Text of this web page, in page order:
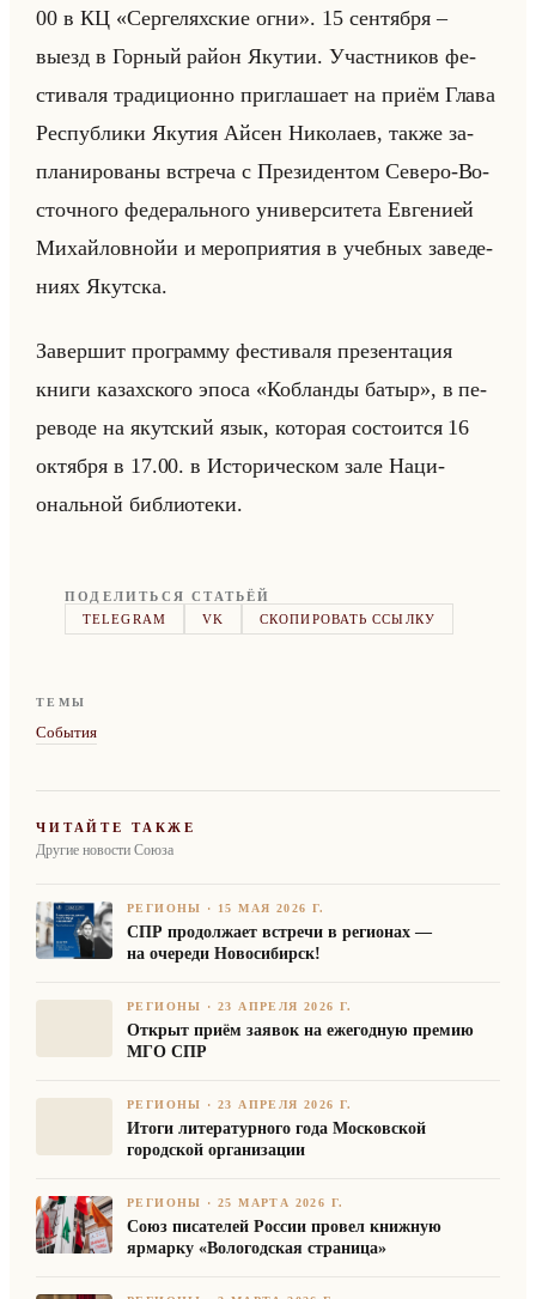
00 в КЦ «Сергеляхские огни». 15 сен­тяб­ря –
выезд в Гор­ный район Яку­тии. Участ­ни­ков фе­
сти­ва­ля тра­ди­ци­он­но при­гла­ша­ет на приём Глава
Рес­пуб­ли­ки Яку­тия Айсен Ни­ко­ла­ев, также за­
пла­ни­ро­ва­ны встре­ча с Пре­зи­ден­том Се­ве­ро-Во­
сточ­но­го фе­де­рально­го уни­вер­си­те­та Ев­ге­ни­ей
Ми­хайлов­нойи и ме­ро­при­ятия в учеб­ных за­ве­де­
ни­ях Якут­ска.
За­вер­шит про­грам­му фе­сти­ва­ля пре­зен­та­ция
книги ка­зах­ско­го эпоса «Кобланды батыр», в пе­
ре­во­де на якут­ский язык, ко­то­рая со­сто­ит­ся 16
ок­тяб­ря в 17.00. в Ис­то­ри­че­ском зале На­ци­
ональной биб­лио­те­ки.
ПОДЕЛИТЬСЯ СТАТЬЁЙ
TELEGRAM
VK СКОПИРОВАТЬ ССЫЛКУ
ТЕМЫ
События
ЧИТАЙТЕ ТАКЖЕ
Другие новости Союза
РЕГИОНЫ · 15 МАЯ 2026 Г.
СПР продолжает встречи в регионах —
на очереди Новосибирск!
РЕГИОНЫ ·23 АПРЕЛЯ 2026 Г.
Открыт приём заявок на ежегодную премию
МГО СПР
РЕГИОНЫ ·23 АПРЕЛЯ 2026 Г.
Итоги литературного года Московской
городской организации
РЕГИОНЫ ·25 МАРТА 2026 Г.
Союз писателей России провел книжную
ярмарку «Вологодская страница»